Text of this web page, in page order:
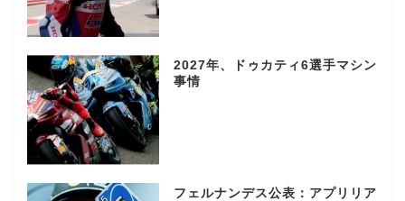
2027年、ドゥカティ6選手マシン
事情
フェルナンデス公表：アプリリア